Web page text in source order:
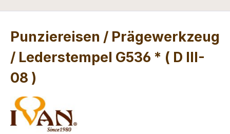
Punziereisen / Prägewerkzeug
/ Lederstempel G536 * ( D III-
08 )